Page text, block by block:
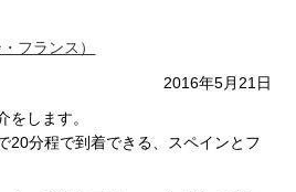
フランス）
2016年5月21日
をします。
20分程で到着できる、スペインとフ